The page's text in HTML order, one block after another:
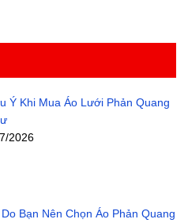
Ý Khi Mua Áo Lưới Phản Quang
2026
Bạn Nên Chọn Áo Phản Quang